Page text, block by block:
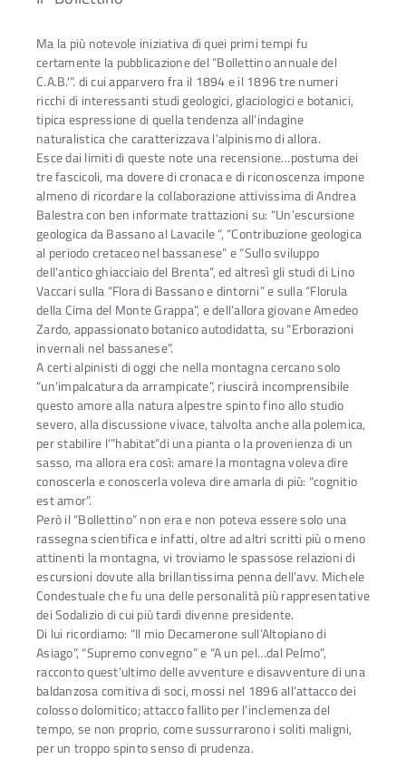
Ma la più notevole iniziativa di quei primi tempi fu
certamente la pubblicazione del “Bollettino annuale del
C.A.B.'”. di cui apparvero fra il 1894 e il 1896 tre numeri
ricchi di interessanti studi geologici, glaciologici e botanici,
tipica espressione di quella tendenza all’indagine
naturalistica che caratterizzava l’alpinismo di allora.
Esce dai limiti di queste note una recensione…postuma dei
tre fascicoli, ma dovere di cronaca e di riconoscenza impone
almeno di ricordare la collaborazione attivissima di Andrea
Balestra con ben informate trattazioni su: “Un’escursione
geologica da Bassano al Lavacile “, “Contribuzione geologica
al periodo cretaceo nel bassanese” e “Sullo sviluppo
dell’antico ghiacciaio del Brenta”, ed altresì gli studi di Lino
Vaccari sulla “Flora di Bassano e dintorni” e sulla “Florula
della Cima del Monte Grappa”, e dell’allora giovane Amedeo
Zardo, appassionato botanico autodidatta, su “Erborazioni
invernali nel bassanese”.
A certi alpinisti di oggi che nella montagna cercano solo
“un’impalcatura da arrampicate”, riuscirà incomprensibile
questo amore alla natura alpestre spinto fino allo studio
severo, alla discussione vivace, talvolta anche alla polemica,
per stabilire l'”habitat”di una pianta o la provenienza di un
sasso, ma allora era così: amare la montagna voleva dire
conoscerla e conoscerla voleva dire amarla di più: “cognitio
est amor”.
Però il “Bollettino” non era e non poteva essere solo una
rassegna scientifica e infatti, oltre ad altri scritti più o meno
attinenti la montagna, vi troviamo le spassose relazioni di
escursioni dovute alla brillantissima penna dell’avv. Michele
Condestuale che fu una delle personalità più rappresentative
dei Sodalizio di cui più tardi divenne presidente.
Di lui ricordiamo: “Il mio Decamerone sull’Altopiano di
Asiago”, “Supremo convegno” e “A un pel…dal Pelmo”,
racconto quest’ultimo delle avventure e disavventure di una
baldanzosa comitiva di soci, mossi nel 1896 all’attacco dei
colosso dolomitico; attacco fallito per l’inclemenza del
tempo, se non proprio, come sussurrarono i soliti maligni,
per un troppo spinto senso di prudenza.